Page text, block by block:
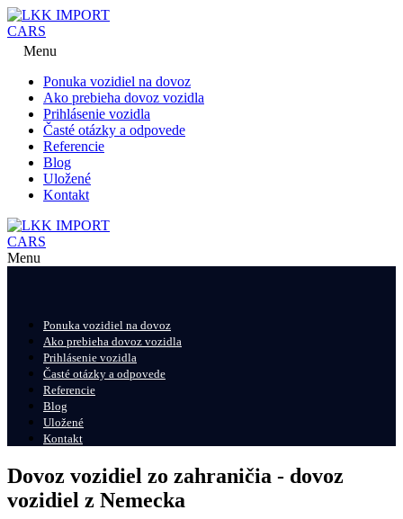
Menu
Ponuka vozidiel na dovoz
Ako prebieha dovoz vozidla
Prihlásenie vozidla
Časté otázky a odpovede
Referencie
Blog
Uložené
Kontakt
Menu
Ponuka vozidiel na dovoz
Ako prebieha dovoz vozidla
Prihlásenie vozidla
Časté otázky a odpovede
Referencie
Blog
Uložené
Kontakt
Dovoz vozidiel zo zahraničia - dovoz
vozidiel z Nemecka